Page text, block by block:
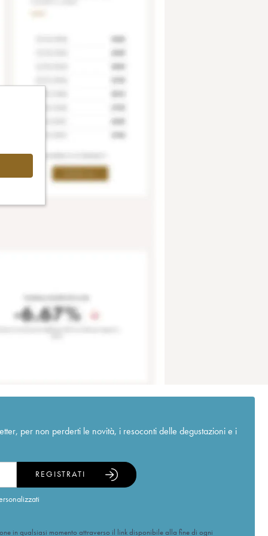
per non perderti le novità, i resoconti delle degustazioni e i
REGISTRATI
in qualsiasi momento attraverso il link disponibile alla fine di ogni